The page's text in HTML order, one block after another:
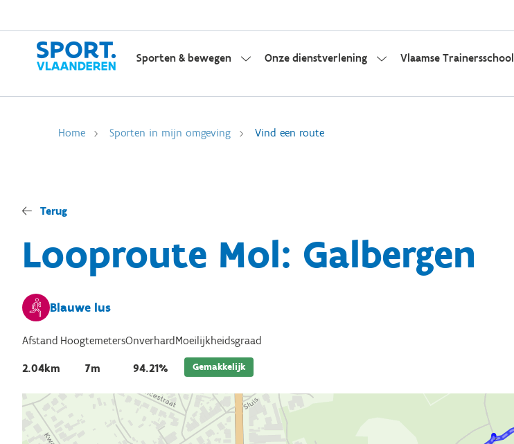
Sporten & bewegen Onze dienstverlening Vlaamse Trainersschool
Home Sporten in mijn omgeving Vind een route
Terug
Looproute Mol: Galbergen
Blauwe lus
Afstand
2.04km
Hoogtemeters
7m
Onverhard
94.21%
Moeilijkheidsgraad
Gemakkelijk